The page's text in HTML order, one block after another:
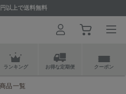
以上で送料無料
ランキング お得な定期便 クーポン
品一覧